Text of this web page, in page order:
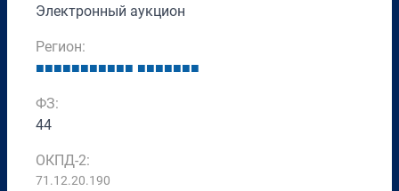
Электронный аукцион
Регион:
■■■■■■■■■■■ ■■■■■■■
ФЗ:
44
ОКПД-2:
71.12.20.190